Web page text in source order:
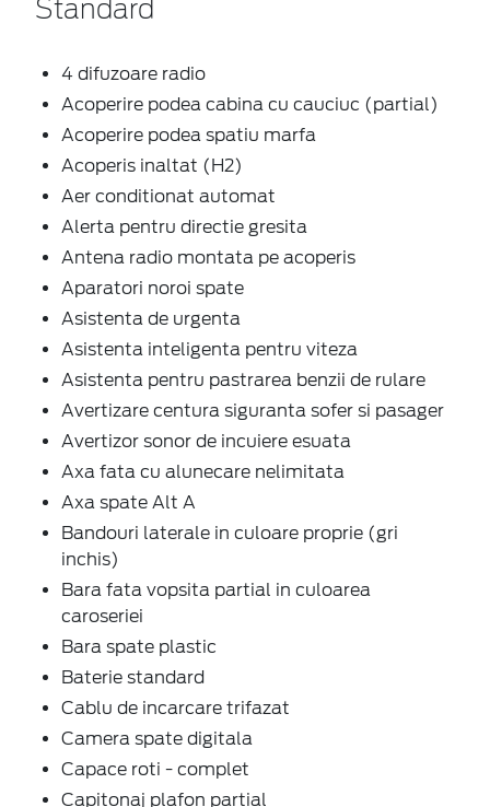
Standard
4 difuzoare radio
Acoperire podea cabina cu cauciuc (partial)
Acoperire podea spatiu marfa
Acoperis inaltat (H2)
Aer conditionat automat
Alerta pentru directie gresita
Antena radio montata pe acoperis
Aparatori noroi spate
Asistenta de urgenta
Asistenta inteligenta pentru viteza
Asistenta pentru pastrarea benzii de rulare
Avertizare centura siguranta sofer si pasager
Avertizor sonor de incuiere esuata
Axa fata cu alunecare nelimitata
Axa spate Alt A
Bandouri laterale in culoare proprie (gri
inchis)
Bara fata vopsita partial in culoarea
caroseriei
Bara spate plastic
Baterie standard
Cablu de incarcare trifazat
Camera spate digitala
Capace roti - complet
Capitonaj plafon partial